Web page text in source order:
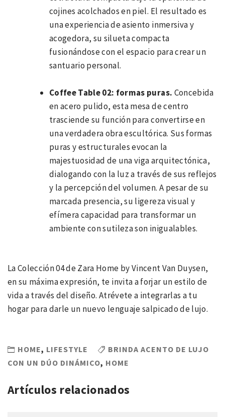
cojines acolchados en piel. El resultado es
una experiencia de asiento inmersiva y
acogedora, su silueta compacta
fusionándose con el espacio para crear un
santuario personal.
Coffee Table 02: formas puras. Concebida
en acero pulido, esta mesa de centro
trasciende su función para convertirse en
una verdadera obra escultórica. Sus formas
puras y estructurales evocan la
majestuosidad de una viga arquitectónica,
dialogando con la luz a través de sus reflejos
y la percepción del volumen. A pesar de su
marcada presencia, su ligereza visual y
efímera capacidad para transformar un
ambiente con sutileza son inigualables.
La Colección 04 de Zara Home by Vincent Van Duysen,
en su máxima expresión, te invita a forjar un estilo de
vida a través del diseño. Atrévete a integrarlas a tu
hogar para darle un nuevo lenguaje salpicado de lujo.
HOME, LIFESTYLE
BRINDA ACENTO DE LUJO
CON UN DÚO DINÁMICO, HOME
Artículos relacionados